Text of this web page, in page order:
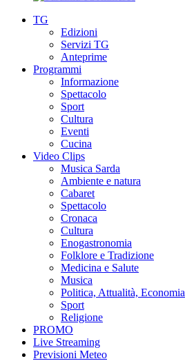
TG
Edizioni
Servizi TG
Anteprime
Programmi
Informazione
Spettacolo
Sport
Cultura
Eventi
Cucina
Video Clips
Musica Sarda
Ambiente e natura
Cabaret
Spettacolo
Cronaca
Cultura
Enogastronomia
Folklore e Tradizione
Medicina e Salute
Musica
Politica, Attualità, Economia
Sport
Religione
PROMO
Live Streaming
Previsioni Meteo